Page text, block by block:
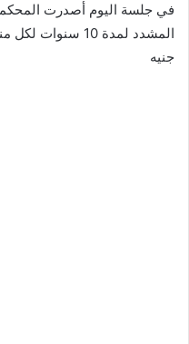
في جلسة اليوم أصدرت
جنيه